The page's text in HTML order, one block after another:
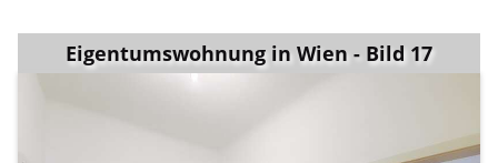
Eigentumswohnung in Wien - Bild 17